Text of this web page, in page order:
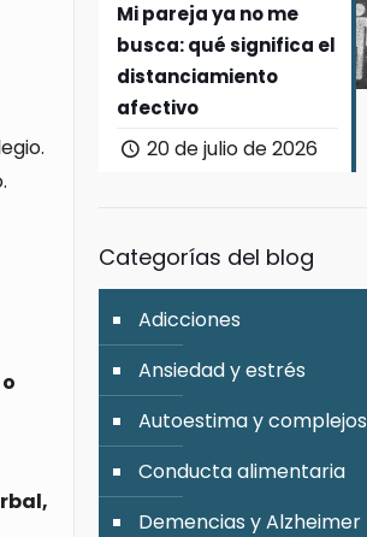
Mi pareja ya no me
busca: qué significa el
distanciamiento
afectivo
20 de julio de 2026
Categorías del blog
Adicciones
Ansiedad y estrés
Autoestima y complejos
Conducta alimentaria
Demencias y Alzheimer